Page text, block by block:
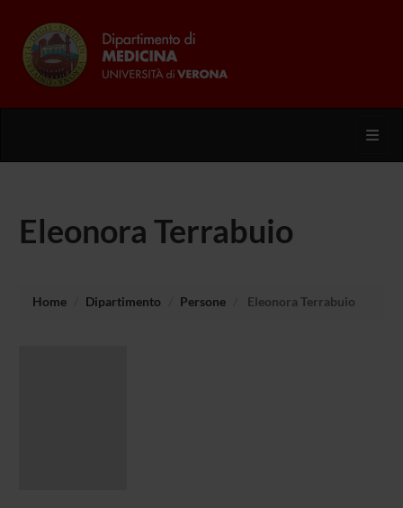
Eleonora Terrabuio
Home Dipartimento Persone Eleonora Terrabuio